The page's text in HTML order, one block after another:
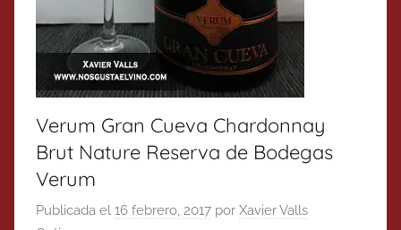
Verum Gran Cueva Chardonnay
Brut Nature Reserva de Bodegas
Verum
Publicada el 16 febrero, 2017 por Xavier Valls